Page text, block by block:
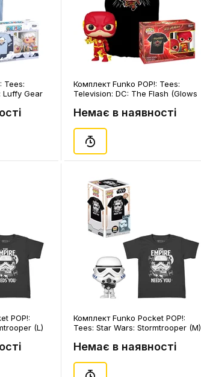
Tees:
Luffy Gear
Комплект Funko POP!: Tees:
Television: DC: The Flash (Glows
Немає в наявності
POP!:
(L)
Комплект Funko Pocket POP!:
Tees: Star Wars: Stormtrooper (M)
Немає в наявності